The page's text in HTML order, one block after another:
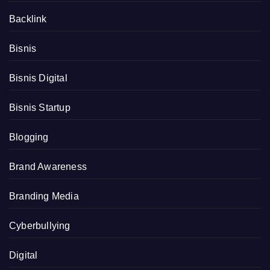
Backlink
Bisnis
Bisnis Digital
Bisnis Startup
Blogging
Brand Awareness
Branding Media
Cyberbullying
Digital